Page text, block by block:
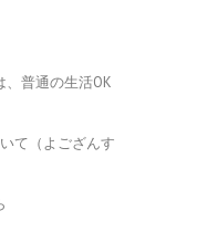
普通の生活OK
て（よござんす